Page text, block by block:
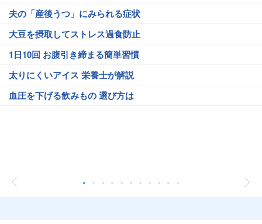
夫の「産後うつ」にみられる症状
大豆を摂取してストレス過食防止
1日10回 お腹引き締まる簡単習慣
太りにくいアイス 栄養士が解説
血圧を下げる飲みもの 選び方は